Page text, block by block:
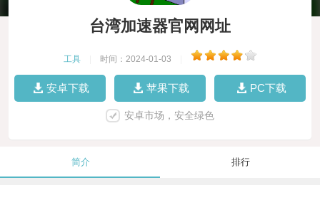
台湾加速器官网网址
工具 时间：2024-01-03
安卓下载 苹果下载 PC下载
安卓市场，安全绿色
简介 排行